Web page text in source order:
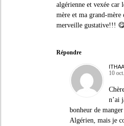
algérienne et vexée car
mère et ma grand-mère
merveille gustative!!!
Répondre
ITHAA
10
n’ai
bonheur de
Algérien, mais je